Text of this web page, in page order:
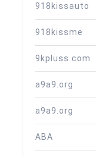
918kissauto
918kissme
9kpluss.com
a9a9.org
a9a9.org
ABA